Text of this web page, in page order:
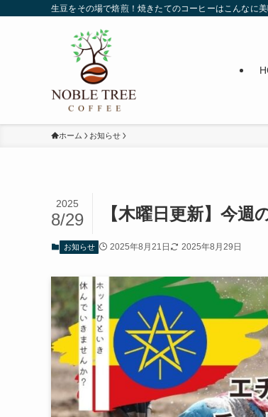
生豆をその場で焙煎！焼きたてのコーヒーはこんなに美
ホーム お知らせ
【木曜日更新】今週
2025
8/29
お知らせ 2025年8月21日 2025年8月29日